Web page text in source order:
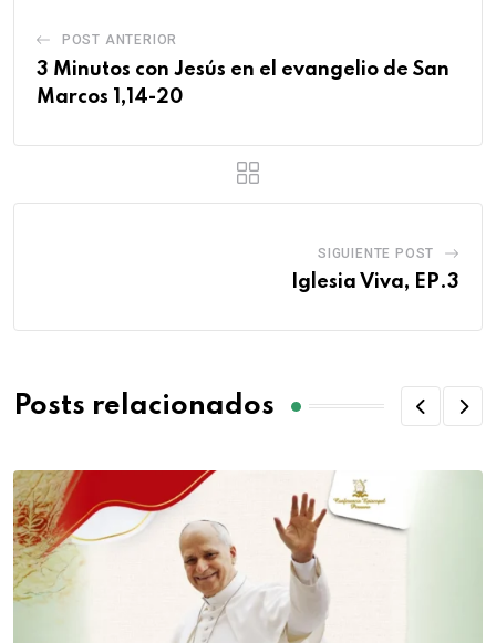
POST ANTERIOR
3 Minutos con Jesús en el evangelio de San
Marcos 1,14-20
SIGUIENTE POST
Iglesia Viva, EP.3
Posts relacionados